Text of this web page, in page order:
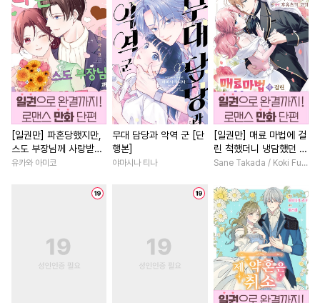
#인외존재 #웹툰단행본
#힐링물 #대물공 #절륜공
#까칠공 #재벌공
#이세계물 #다공일수
#변태공 #다정공 #
소심수
#고수위 #리맨물 #첫사랑
#달달물 #단정수 #재회물
#OO버스
미남공
유혹수
순정공 #
순진수
#
연상연하 # 다각관계
#
무심남 #절륜남 #철벽
#오피스물 #고수위
#
회귀물 #학원/캠퍼스
#드라마 #우정 #배틀연
#
사제관계 #소년 # 까칠
힐링물 #평범남 # 현대
#
첫사랑 #삼각관계
소설원작 #능글남
서양풍 #상처녀
친구>연인 #능욕
연애/결혼 #일상 #조
[일권만] 파혼당했지만,
스도 부장님께 사랑받고
있습니다 [단행본]
유카와 아미코
무대 담당과 악역 군 [단
행본]
야마시나 티나
[일권만] 매료 마법에 걸
린 척했더니 냉담했던 약
혼자가 맹목적인 사랑꾼Sane Takada / Koki Fuyutsuki